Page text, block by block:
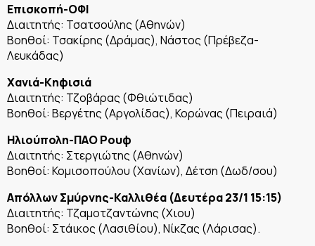
Επισκοπή-ΟΦΙ
Διαιτητής: Τσατσούλης (Αθηνών)
Βοηθοί: Τσακίρης (Δράμας), Νάστος (Πρέβεζα-
Λευκάδας)
Χανιά-Κηφισιά
Διαιτητής: Τζοβάρας (Φθιώτιδας)
Βοηθοί: Βεργέτης (Αργολίδας), Κορώνας (Πειραιά)
Ηλιούπολη-ΠΑΟ Ρουφ
Διαιτητής: Στεργιώτης (Αθηνών)
Βοηθοί: Κομισοπούλου (Χανίων), Δέτση (Δωδ/σου)
Απόλλων Σμύρνης-Καλλιθέα (Δευτέρα 23/1 15:15)
Διαιτητής: Τζαμοτζαντώνης (Χιου)
Βοηθοί: Στάικος (Λασιθίου), Νίκζας (Λάρισας).